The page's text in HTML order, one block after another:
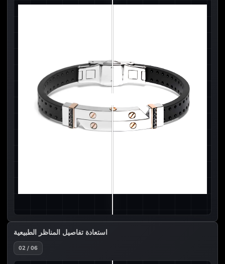
استعادة تفاصيل المناظر الطبيعية
02 / 06